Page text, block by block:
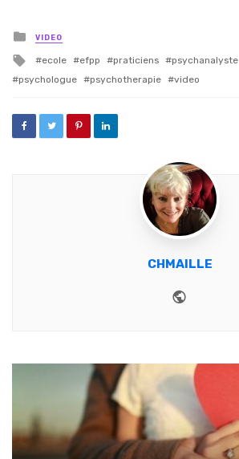
Posted in
VIDEO
Tagged with
ecole efpp praticiens psychanalyste
psychologue
psychotherapie video
CHMAILLE